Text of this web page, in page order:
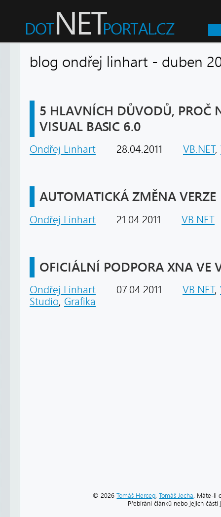
blog ondřej linhart - duben
5 HLAVNÍCH DŮVODŮ, PROČ
VISUAL BASIC 6.0
Ondřej Linhart 28.04.2011 VB.NET,
AUTOMATICKÁ ZMĚNA VERZE
Ondřej Linhart 21.04.2011 VB.NET
OFICIÁLNÍ PODPORA XNA VE
Ondřej Linhart 07.04.2011 VB.NET,
Studio, Grafika
© 2026Tomáš Herceg,Tomáš Jecha. Máte-li
Přebírání článků nebo jejich